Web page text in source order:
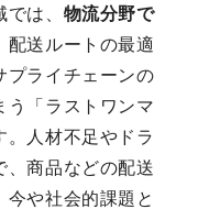
は、 物流分野で
配送ルートの最適
プライチェーンの
う「ラストワンマ
。人材不足やドラ
、商品などの配送
や社会的課題と